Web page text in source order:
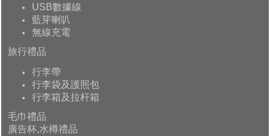
USB數據線
藍芽喇叭
無線充電
旅行禮品
行李帶
行李袋及護照包
行李箱及拉杆箱
毛巾禮品
廣告杯,水樽禮品